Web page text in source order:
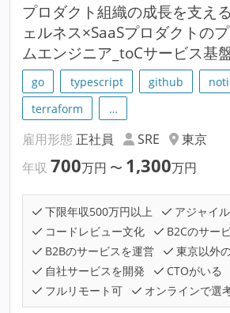
プロダクト組織の成長を支え
ェルネス×SaaSプロダクトの
ムエンジニア_toCサービス基
go typescript github
terraform
…
雇用形態 正社員 SRE
東京
年収 700万円 〜 1,300万円
下限年収500万円以上
アジャイ
コードレビュー文化
B2Cのサー
B2Bのサービスを運営
東京以外
自社サービスを開発
CTOがいる
フルリモート可
オンラインで選